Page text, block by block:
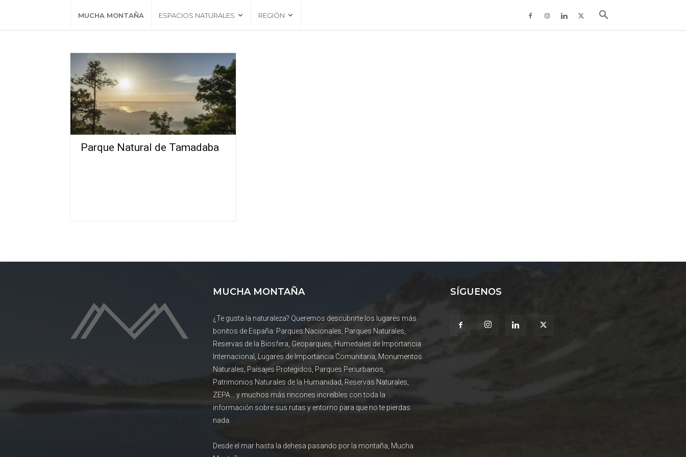
MUCHA MONTAÑA ESPACIOS NATURALES REGIÓN
Parque Natural de Tamadaba
MUCHA MONTAÑA
¿Te gusta la naturaleza? Queremos descubrirte los lugares más
bonitos de España: Parques Nacionales, Parques Naturales,
Reservas de la Biosfera, Geoparques, Humedales de Importancia
Internacional, Lugares de Importancia Comunitaria, Monumentos
Naturales, Paisajes Protegidos, Parques Periurbanos,
Patrimonios Naturales de la Humanidad, Reservas Naturales,
ZEPA... y muchos más rincones increíbles con toda la
información sobre sus rutas y entorno para que no te pierdas
nada.
Desde el mar hasta la dehesa pasando por la montaña, Mucha
SÍGUENOS